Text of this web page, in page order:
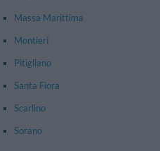
Massa Marittima
Montieri
Pitigliano
Santa Fiora
Scarlino
Sorano